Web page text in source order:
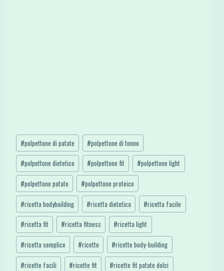
Tag
articolo:
#polpettone di patate #polpettone di tonno
#polpettone dietetico #polpettone fit #polpettone light
#polpettone patate #polpettone proteico
#ricetta bodybuilding #ricetta dietetica #ricetta facile
#ricetta fit #ricetta fitness #ricetta light
#ricetta semplice #ricette #ricette body-building
#ricette facili #ricette fit #ricette fit patate dolci